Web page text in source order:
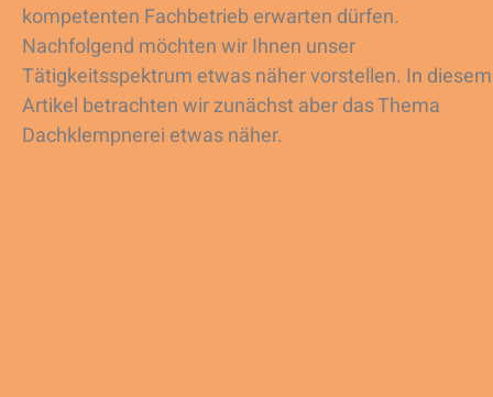
kompetenten Fachbetrieb erwarten dürfen.
Nachfolgend möchten wir Ihnen unser
Tätigkeitsspektrum etwas näher vorstellen. In diesem
Artikel betrachten wir zunächst aber das Thema
Dachklempnerei etwas näher.